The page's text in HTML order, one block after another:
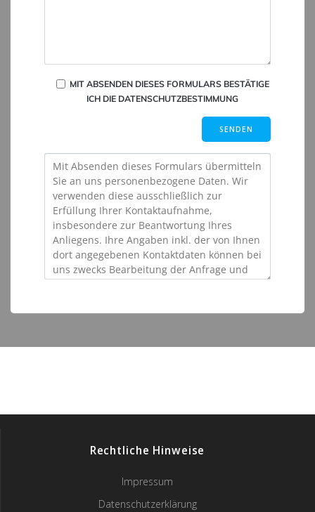
MIT ABSENDEN DIESES FORMULARS BESTÄTIGE
ICH DIE DATENSCHUTZBESTIMMUNG
BITTE LASSE DIESES FELD LEER.
Rechtliche Hinweise
Impressum
Datenschutzerklärung